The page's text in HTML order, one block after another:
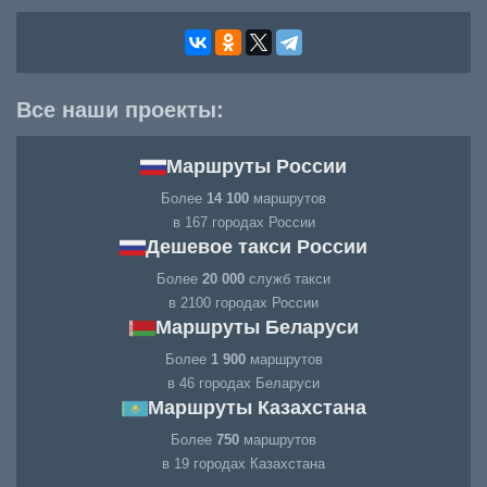
Все наши проекты:
Маршруты России
Более 14 100 маршрутов
в 167 городах России
Дешевое такси России
Более 20 000 служб такси
в 2100 городах России
Маршруты Беларуси
Более 1 900маршрутов
в 46 городах Беларуси
Маршруты Казахстана
Более 750 маршрутов
в 19 городах Казахстана